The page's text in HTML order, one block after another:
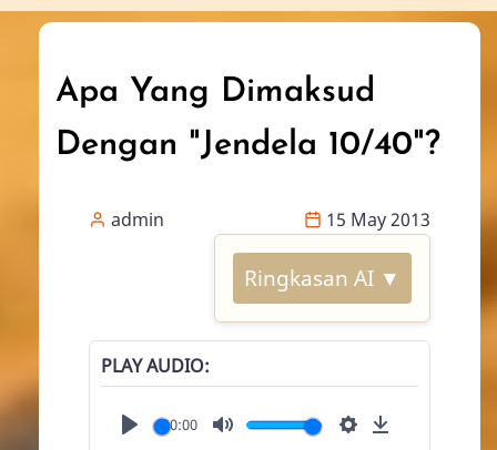
Apa Yang Dimaksud
Dengan "Jendela 10/40"?
admin 15 May 2013
Ringkasan AI ▼
PLAY AUDIO
00:00